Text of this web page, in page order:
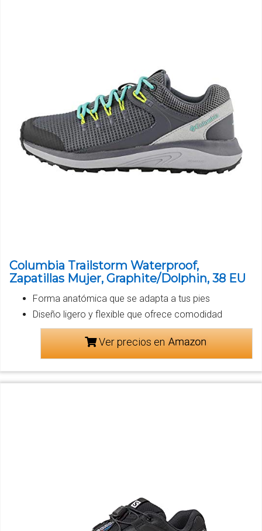
Columbia Trailstorm Waterproof,
Zapatillas Mujer, Graphite/Dolphin, 38 EU
Forma anatómica que se adapta a tus pies
Diseño ligero y flexible que ofrece comodidad
Ver precios en